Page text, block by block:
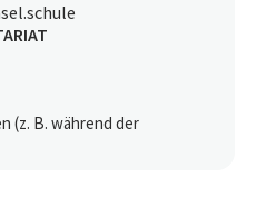
(z. B. während der